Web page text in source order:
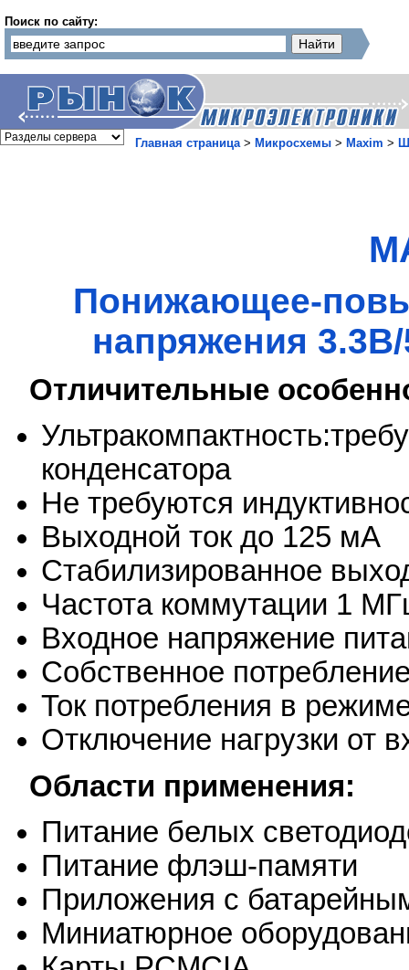
Поиск по сайту:
Главная страница> Микросхемы > Maxim >
Понижающее-
напряжения
Отличительные
конденсатора
Не требуются
Выходной ток до 125 мА
Стабилизированное
Частота коммутации 1
Входное напряжение
Собственное
Ток потребления в
Отключение нагрузки от
Области применения:
Питание белых
Питание флэш-памяти
Приложения с
Миниатюрное